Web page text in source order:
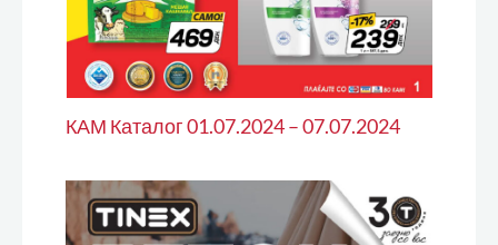
КАМ Каталог 01.07.2024 – 07.07.2024